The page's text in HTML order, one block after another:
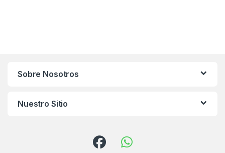
Sobre Nosotros
Nuestro Sitio